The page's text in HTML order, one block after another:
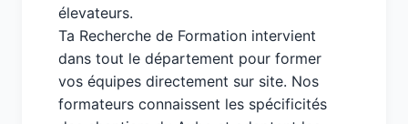
élevateurs.
Ta Recherche de Formation intervient
dans tout le département pour former
vos équipes directement sur site. Nos
formateurs connaissent les spécificités